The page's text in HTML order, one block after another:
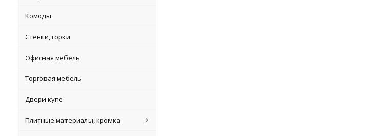
Комоды
Стенки, горки
Офисная мебель
Торговая мебель
Двери купе
Плитные материалы, кромка